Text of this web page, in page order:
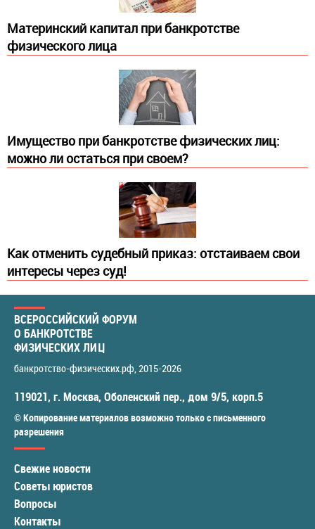
Материнский капитал при банкротстве
физического лица
Имущество при банкротстве физических лиц:
можно ли остаться при своем?
​Как отменить судебный приказ: отстаиваем свои
интересы через суд!
ВСЕРОССИЙСКИЙ ФОРУМ
О БАНКРОТСТВЕ
ФИЗИЧЕСКИХ ЛИЦ
банкротство-физических.рф , 2015-2026
119021, г. Москва, Оболенский пер., дом 9/5, корп.5
© Копирование материалов возможно только с письменного
разрешения
Свежие новости
Советы юристов
Вопросы
Контакты